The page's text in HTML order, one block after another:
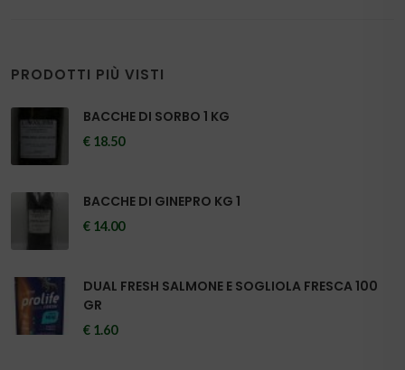
PRODOTTI PIÙ VISTI
BACCHE DI SORBO 1 KG
€ 18.50
BACCHE DI GINEPRO KG 1
€ 14.00
DUAL FRESH SALMONE E SOGLIOLA FRESCA 100
GR
€ 1.60